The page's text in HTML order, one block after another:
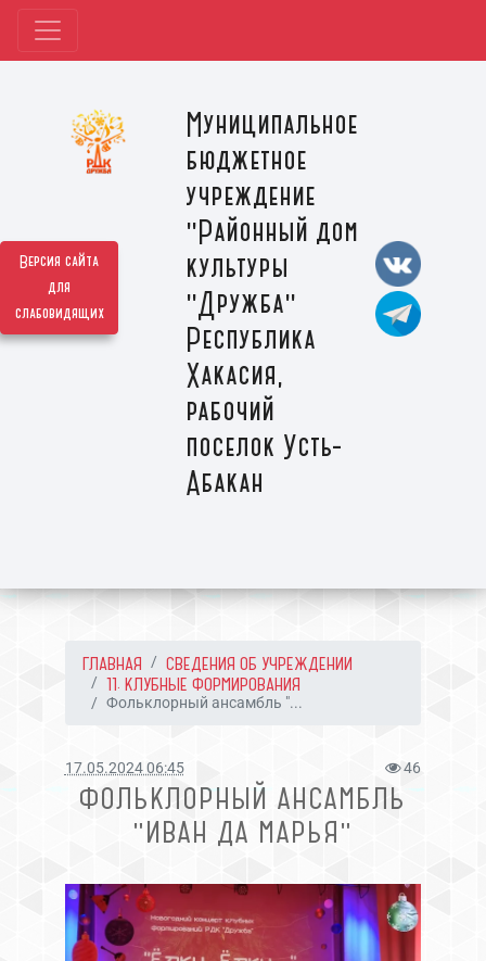
Версия сайта
для
слабовидящих
Муниципальное
бюджетное
учреждение
"Районный дом
культуры
"Дружба"
Республика
Хакасия,
рабочий
поселок Усть-
Абакан
ГЛАВНАЯ
СВЕДЕНИЯ ОБ УЧРЕЖДЕНИИ
11. КЛУБНЫЕ ФОРМИРОВАНИЯ
Фольклорный ансамбль "...
17.05.2024 06:45 46
ФОЛЬКЛОРНЫЙ АНСАМБЛЬ
"ИВАН ДА МАРЬЯ"